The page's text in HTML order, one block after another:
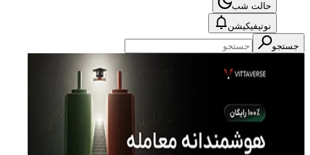
حالت شب
نوتیفیکیشن
جستجو